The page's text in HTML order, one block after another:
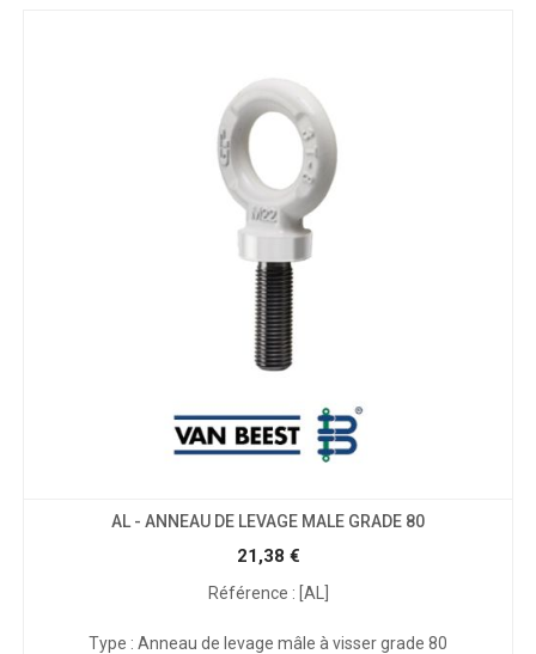
AL - ANNEAU DE LEVAGE MALE GRADE 80
21,38 €
Référence : [AL]
Type : Anneau de levage mâle à visser grade 80